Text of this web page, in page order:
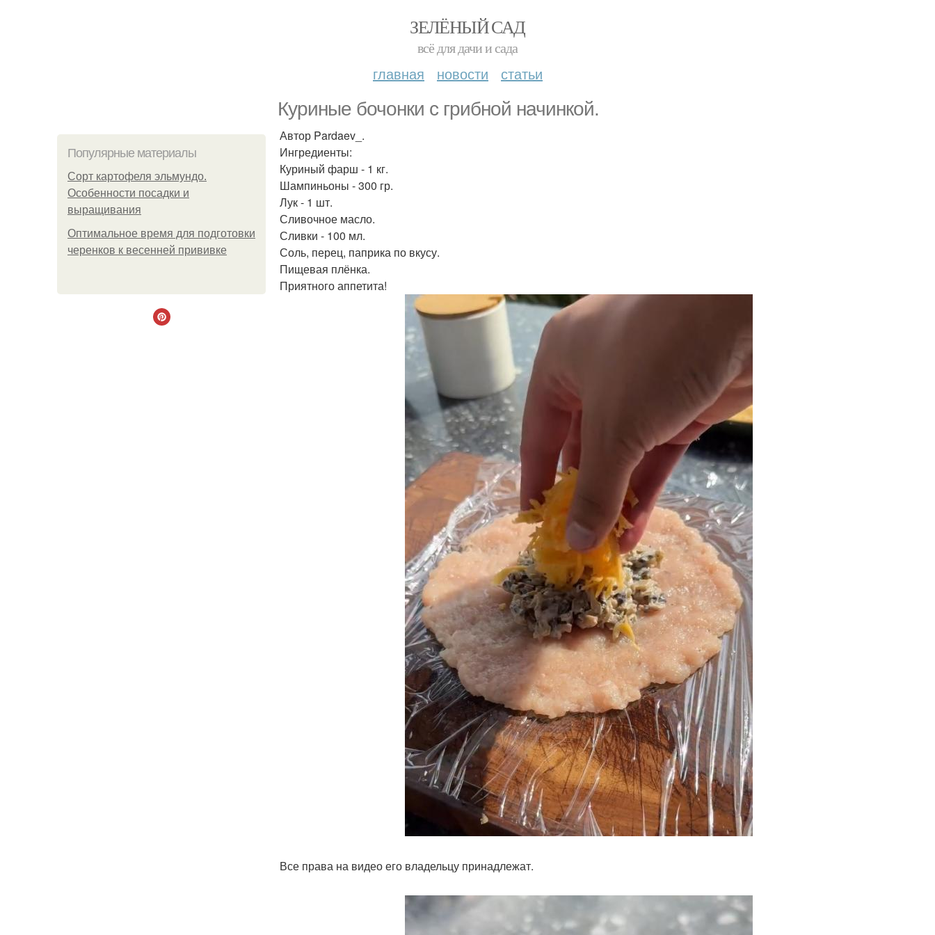
ЗЕЛЁНЫЙ САД
всё для дачи и сада
главная новости статьи
Куриные бочонки с грибной начинкой.
Популярные материалы
Сорт картофеля эльмундо.
Особенности посадки и
выращивания
Оптимальное время для подготовки
черенков к весенней прививке
Автор Pardaev_.
Ингредиенты:
Куриный фарш - 1 кг.
Шампиньоны - 300 гр.
Лук - 1 шт.
Сливочное масло.
Сливки - 100 мл.
Соль, перец, паприка по вкусу.
Пищевая плёнка.
Приятного аппетита!
Все права на видео его владельцу принадлежат.